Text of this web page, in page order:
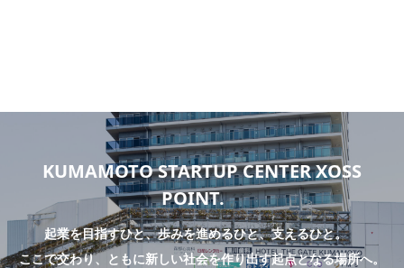
KUMAMOTO STARTUP CENTER XOSS
POINT.
起業を目指すひと、歩みを進めるひと、支えるひと。
ここで交わり、ともに新しい社会を作り出す起点となる場所へ。